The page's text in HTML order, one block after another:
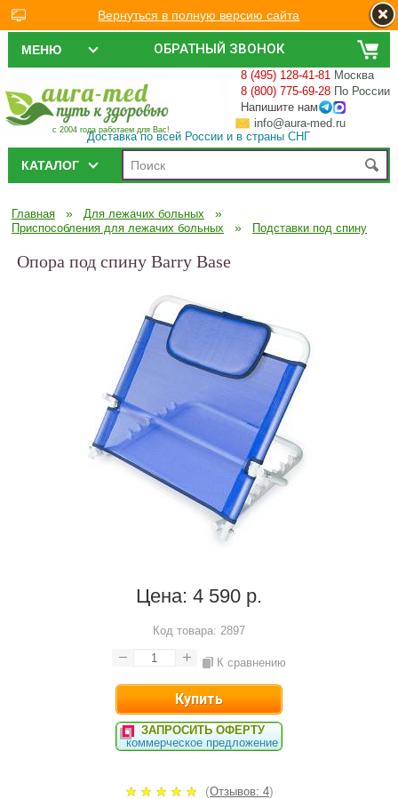
ОБРАТНЫЙ ЗВОНОК
МЕНЮ
с 2004 года работаем для Вас!
8 (495) 128-41-81 Москва
8 (800) 775-69-28 По России
Напишите нам
info@aura-med.ru
Доставка по всей России и в страны СНГ
КАТАЛОГ
Главная » Для лежачих больных »
Приспособления для лежачих больных » Подставки под спину
Опора под спину Barry Base
Цена: 4 590 р.
Код товара: 2897
К сравнению
ЗАПРОСИТЬ ОФЕРТУ
коммерческое предложение
(Отзывов: 4)
Вернуться в полную версию сайта